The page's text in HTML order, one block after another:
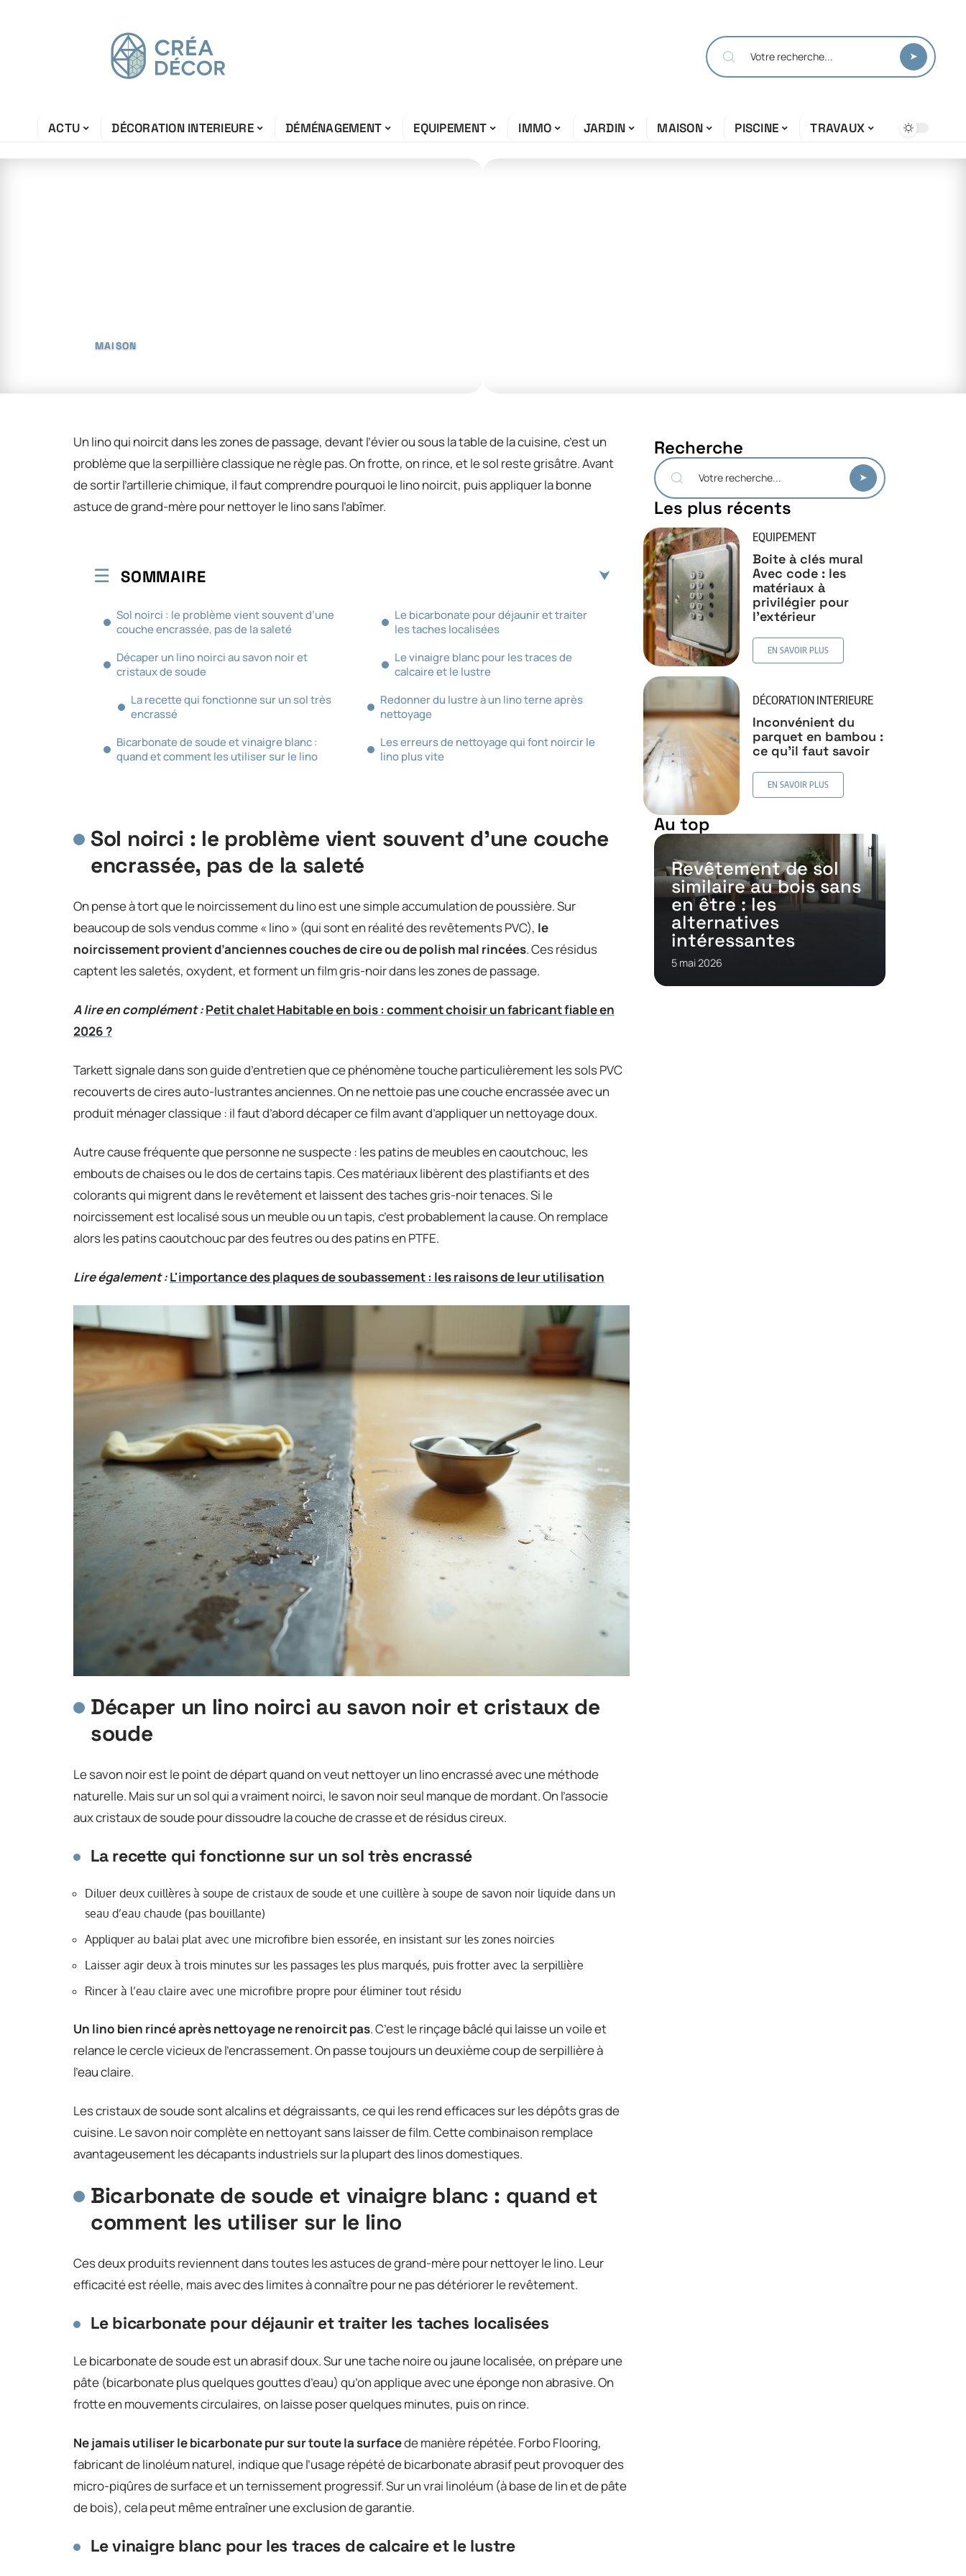
ACTU DÉCORATION INTERIEURE DÉMÉNAGEMENT EQUIPEMENT IMMO JARDIN MAISON PISCINE TRAVAUX
MAISON
Un lino qui noircit dans les zones de passage, devant l’évier ou sous la table de la cuisine, c’est un
problème que la serpillière classique ne règle pas. On frotte, on rince, et le sol reste grisâtre. Avant
de sortir l’artillerie chimique, il faut comprendre pourquoi le lino noircit, puis appliquer la bonne
astuce de grand-mère pour nettoyer le lino sans l’abîmer.
SOMMAIRE
Sol noirci : le problème vient souvent d’une
couche encrassée, pas de la saleté
Décaper un lino noirci au savon noir et
cristaux de soude
La recette qui fonctionne sur un sol très
encrassé
Bicarbonate de soude et vinaigre blanc :
quand et comment les utiliser sur le lino
Le bicarbonate pour déjaunir et traiter
les taches localisées
Le vinaigre blanc pour les traces de
calcaire et le lustre
Redonner du lustre à un lino terne après
nettoyage
Les erreurs de nettoyage qui font noircir le
lino plus vite
Sol noirci : le problème vient souvent d’une couche
encrassée, pas de la saleté
On pense à tort que le noircissement du lino est une simple accumulation de poussière. Sur
beaucoup de sols vendus comme « lino » (qui sont en réalité des revêtements PVC), le
noircissement provient d’anciennes couches de cire ou de polish mal rincées. Ces résidus
captent les saletés, oxydent, et forment un film gris-noir dans les zones de passage.
A lire en complément :Petit chalet Habitable en bois : comment choisir un fabricant fiable en
2026 ?
Tarkett signale dans son guide d’entretien que ce phénomène touche particulièrement les sols PVC
recouverts de cires auto-lustrantes anciennes. On ne nettoie pas une couche encrassée avec un
produit ménager classique : il faut d’abord décaper ce film avant d’appliquer un nettoyage doux.
Autre cause fréquente que personne ne suspecte : les patins de meubles en caoutchouc, les
embouts de chaises ou le dos de certains tapis. Ces matériaux libèrent des plastifiants et des
colorants qui migrent dans le revêtement et laissent des taches gris-noir tenaces. Si le
noircissement est localisé sous un meuble ou un tapis, c’est probablement la cause. On remplace
alors les patins caoutchouc par des feutres ou des patins en PTFE.
Lire également :L'importance des plaques de soubassement : les raisons de leur utilisation
Décaper un lino noirci au savon noir et cristaux de
soude
Le savon noir est le point de départ quand on veut nettoyer un lino encrassé avec une méthode
naturelle. Mais sur un sol qui a vraiment noirci, le savon noir seul manque de mordant. On l’associe
aux cristaux de soude pour dissoudre la couche de crasse et de résidus cireux.
La recette qui fonctionne sur un sol très encrassé
Diluer deux cuillères à soupe de cristaux de soude et une cuillère à soupe de savon noir liquide dans un
seau d’eau chaude (pas bouillante)
Appliquer au balai plat avec une microfibre bien essorée, en insistant sur les zones noircies
Laisser agir deux à trois minutes sur les passages les plus marqués, puis frotter avec la serpillière
Rincer à l’eau claire avec une microfibre propre pour éliminer tout résidu
Un lino bien rincé après nettoyage ne renoircit pas. C’est le rinçage bâclé qui laisse un voile et
relance le cercle vicieux de l’encrassement. On passe toujours un deuxième coup de serpillière à
l’eau claire.
Les cristaux de soude sont alcalins et dégraissants, ce qui les rend efficaces sur les dépôts gras de
cuisine. Le savon noir complète en nettoyant sans laisser de film. Cette combinaison remplace
avantageusement les décapants industriels sur la plupart des linos domestiques.
Bicarbonate de soude et vinaigre blanc : quand et
comment les utiliser sur le lino
Ces deux produits reviennent dans toutes les astuces de grand-mère pour nettoyer le lino. Leur
efficacité est réelle, mais avec des limites à connaître pour ne pas détériorer le revêtement.
Le bicarbonate pour déjaunir et traiter les taches localisées
Le bicarbonate de soude est un abrasif doux. Sur une tache noire ou jaune localisée, on prépare une
pâte (bicarbonate plus quelques gouttes d’eau) qu’on applique avec une éponge non abrasive. On
frotte en mouvements circulaires, on laisse poser quelques minutes, puis on rince.
Ne jamais utiliser le bicarbonate pur sur toute la surfacede manière répétée. Forbo Flooring,
fabricant de linoléum naturel, indique que l’usage répété de bicarbonate abrasif peut provoquer des
micro-piqûres de surface et un ternissement progressif. Sur un vrai linoléum (à base de lin et de pâte
de bois), cela peut même entraîner une exclusion de garantie.
Le vinaigre blanc pour les traces de calcaire et le lustre
Recherche
Les plus récents
EQUIPEMENT
Boite à clés mural
Avec code : les
matériaux à
privilégier pour
l’extérieur
EN SAVOIR PLUS
DÉCORATION INTERIEURE
Inconvénient du
parquet en bambou :
ce qu’il faut savoir
EN SAVOIR PLUS
Au top
Revêtement de sol
similaire au bois sans
en être : les
alternatives
intéressantes
5 mai 2026